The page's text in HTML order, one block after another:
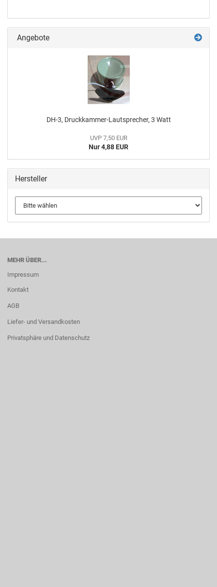
Angebote
DH-3, Druckkammer-Lautsprecher, 3 Watt
UVP 7,50 EUR
Nur 4,88 EUR
Hersteller
MEHR ÜBER...
Impressum
Kontakt
AGB
Liefer- und Versandkosten
Privatsphäre und Datenschutz